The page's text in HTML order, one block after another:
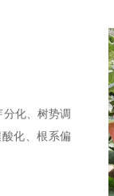
化、树势调
化、根系偏